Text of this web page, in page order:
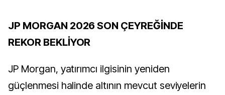
JP MORGAN 2026 SON ÇEYREĞİNDE
REKOR BEKLİYOR
JP Morgan, yatırımcı ilgisinin yeniden
güçlenmesi halinde altının mevcut seviyelerin